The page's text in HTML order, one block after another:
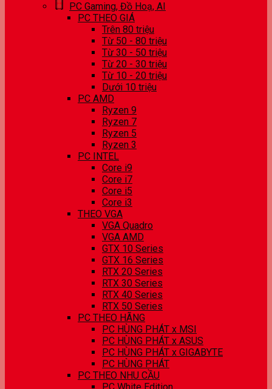
PC Gaming, Đồ Hoạ, AI
PC THEO GIÁ
Trên 80 triệu
Từ 50 - 80 triệu
Từ 30 - 50 triệu
Từ 20 - 30 triệu
Từ 10 - 20 triệu
Dưới 10 triệu
PC AMD
Ryzen 9
Ryzen 7
Ryzen 5
Ryzen 3
PC INTEL
Core i9
Core i7
Core i5
Core i3
THEO VGA
VGA Quadro
VGA AMD
GTX 10 Series
GTX 16 Series
RTX 20 Series
RTX 30 Series
RTX 40 Series
RTX 50 Series
PC THEO HÃNG
PC HÙNG PHÁT x MSI
PC HÙNG PHÁT x ASUS
PC HÙNG PHÁT x GIGABYTE
PC HÙNG PHÁT
PC THEO NHU CẦU